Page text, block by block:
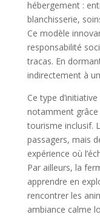
hébergement :
blanchisserie,
Ce modèle
responsabilité
tracas. En
indirectement à
Ce type
notamment grâce
tourisme inclusif.
passagers, mais
expérience où
Par ailleurs, la
apprendre en
rencontrer les
ambiance calme